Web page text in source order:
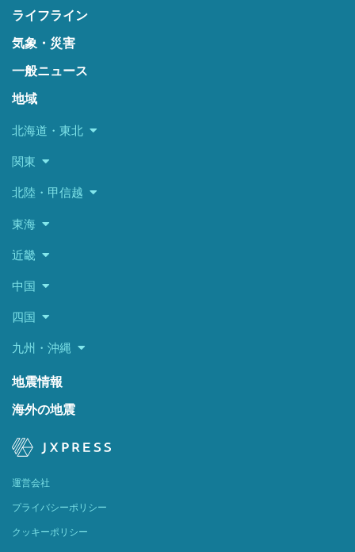
ライフライン
気象・災害
一般ニュース
地域
北海道・東北
関東
北陸・甲信越
東海
近畿
中国
四国
九州・沖縄
地震情報
海外の地震
運営会社
プライバシーポリシー
クッキーポリシー